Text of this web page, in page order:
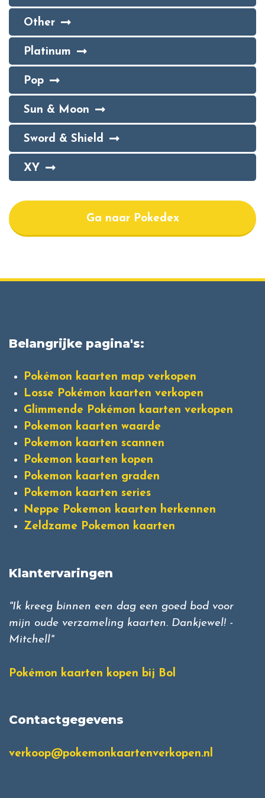
Other
Platinum
Pop
Sun & Moon
Sword & Shield
XY
Ga naar Pokedex
Belangrijke pagina's:
Pokémon kaarten map verkopen
Losse Pokémon kaarten verkopen
Glimmende Pokémon kaarten verkopen
Pokemon kaarten waarde
Pokemon kaarten scannen
Pokemon kaarten kopen
Pokemon kaarten graden
Pokemon kaarten series
Neppe Pokemon kaarten herkennen
Zeldzame Pokemon kaarten
Klantervaringen
"Ik kreeg binnen een dag een goed bod voor
mijn oude verzameling kaarten. Dankjewel! -
Mitchell"
Pokémon kaarten kopen bij Bol
Contactgegevens
verkoop@pokemonkaartenverkopen.nl